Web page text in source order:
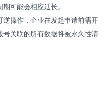
可能会相应延长。
操作，企业在发起申请前需开
关联的所有数据将被永久性清